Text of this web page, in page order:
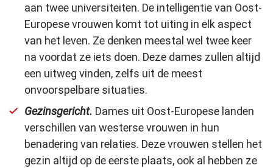
aan twee universiteiten. De intelligentie van Oost-
Europese vrouwen komt tot uiting in elk aspect
van het leven. Ze denken meestal wel twee keer
na voordat ze iets doen. Deze dames zullen altijd
een uitweg vinden, zelfs uit de meest
onvoorspelbare situaties.
Gezinsgericht. Dames uit Oost-Europese landen
verschillen van westerse vrouwen in hun
benadering van relaties. Deze vrouwen stellen het
gezin altijd op de eerste plaats, ook al hebben ze